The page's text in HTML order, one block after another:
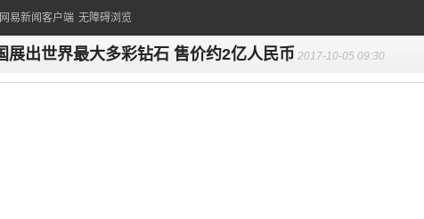
易新闻客户端 无障碍浏览
展出世界最大多彩钻石 售价约2亿人民币 2017-10-05 09:30